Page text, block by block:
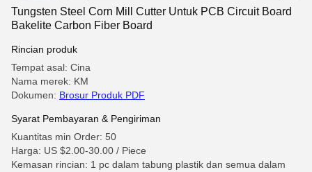
Tungsten Steel Corn Mill Cutter Untuk PCB Circuit Board
Bakelite Carbon Fiber Board
Rincian produk
Tempat asal: Cina
Nama merek: KM
Dokumen: Brosur Produk PDF
Syarat Pembayaran & Pengiriman
Kuantitas min Order: 50
Harga: US $2.00-30.00 / Piece
Kemasan rincian: 1 pc dalam tabung plastik dan semua dalam